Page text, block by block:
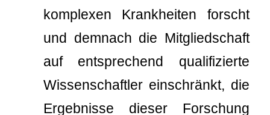
komplexen Krankheiten forscht
und demnach die Mitgliedschaft
auf entsprechend qualifizierte
Wissenschaftler einschränkt, die
Ergebnisse dieser Forschung